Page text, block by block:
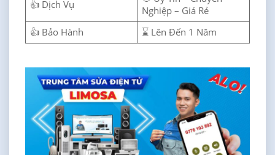
👍 Dịch Vụ
Nghiệp – Giá Rẻ
👍 Bảo Hành
⌛ Lên Đến 1 Năm